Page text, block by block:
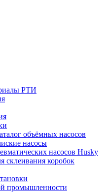
РТИ
объёмных насосов
насосы
насосов Husky
склеивания коробок
промышленности